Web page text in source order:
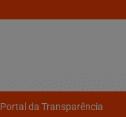
Portal da Transparência